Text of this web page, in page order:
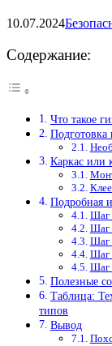
10.07.2024
Содержание:
Что такое
Подготовка
Каркас или
Подробная
Шаг
Шаг
Шаг
Шаг
Шаг
Полезные
Таблица:
типов
Вывод